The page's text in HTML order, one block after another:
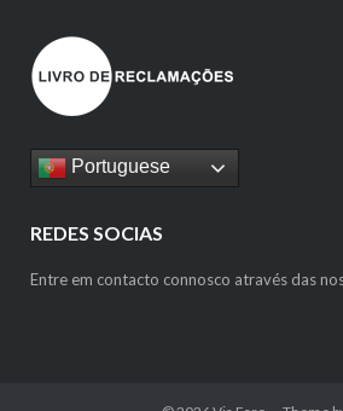
Portuguese
REDES SOCIAS
Entre em contacto connosco através das